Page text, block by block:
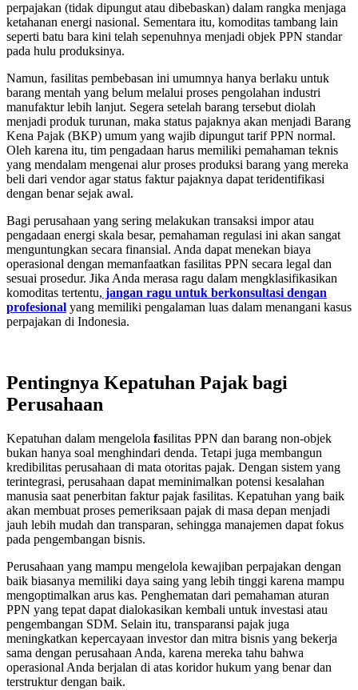
perpajakan (tidak dipungut atau dibebaskan) dalam rangka menjaga
ketahanan energi nasional. Sementara itu, komoditas tambang lain
seperti batu bara kini telah sepenuhnya menjadi objek PPN standar
pada hulu produksinya.
Namun, fasilitas pembebasan ini umumnya hanya berlaku untuk
barang mentah yang belum melalui proses pengolahan industri
manufaktur lebih lanjut. Segera setelah barang tersebut diolah
menjadi produk turunan, maka status pajaknya akan menjadi Barang
Kena Pajak (BKP) umum yang wajib dipungut tarif PPN normal.
Oleh karena itu, tim pengadaan harus memiliki pemahaman teknis
yang mendalam mengenai alur proses produksi barang yang mereka
beli dari vendor agar status faktur pajaknya dapat teridentifikasi
dengan benar sejak awal.
Bagi perusahaan yang sering melakukan transaksi impor atau
pengadaan energi skala besar, pemahaman regulasi ini akan sangat
menguntungkan secara finansial. Anda dapat menekan biaya
operasional dengan memanfaatkan fasilitas PPN secara legal dan
sesuai prosedur. Jika Anda merasa ragu dalam mengklasifikasikan
komoditas tertentu, jangan ragu untuk berkonsultasi dengan
profesional yang memiliki pengalaman luas dalam menangani kasus
perpajakan di Indonesia.
Pentingnya Kepatuhan Pajak bagi
Perusahaan
Kepatuhan dalam mengelola fasilitas PPN dan barang non-objek
bukan hanya soal menghindari denda. Tetapi juga membangun
kredibilitas perusahaan di mata otoritas pajak. Dengan sistem yang
terintegrasi, perusahaan dapat meminimalkan potensi kesalahan
manusia saat penerbitan faktur pajak fasilitas. Kepatuhan yang baik
akan membuat proses pemeriksaan pajak di masa depan menjadi
jauh lebih mudah dan transparan, sehingga manajemen dapat fokus
pada pengembangan bisnis.
Perusahaan yang mampu mengelola kewajiban perpajakan dengan
baik biasanya memiliki daya saing yang lebih tinggi karena mampu
mengoptimalkan arus kas. Penghematan dari pemahaman aturan
PPN yang tepat dapat dialokasikan kembali untuk investasi atau
pengembangan SDM. Selain itu, transparansi pajak juga
meningkatkan kepercayaan investor dan mitra bisnis yang bekerja
sama dengan perusahaan Anda, karena mereka tahu bahwa
operasional Anda berjalan di atas koridor hukum yang benar dan
terstruktur dengan baik.